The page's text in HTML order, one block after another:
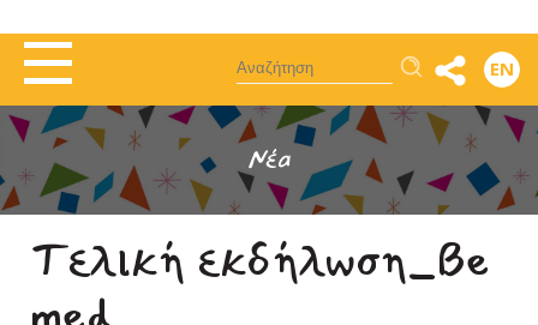
Αναζήτηση EN
Νέα
Τελική εκδήλωση_Βe